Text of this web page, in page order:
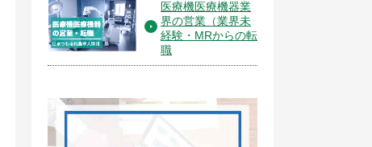
医療機医療機器業
界の営業（業界未
経験・MRからの転
職